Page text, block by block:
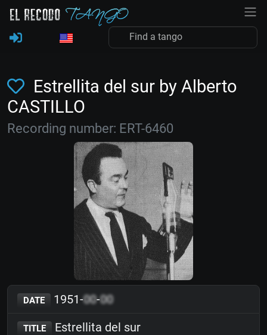
Estrellita del sur by Alberto
CASTILLO
Recording number: ERT-6460
DATE 1951-00-00
TITLE Estrellita del sur